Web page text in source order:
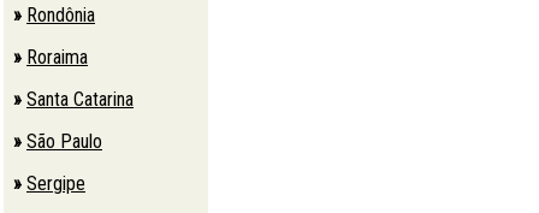
» Rondônia
» Roraima
» Santa Catarina
» São Paulo
» Sergipe